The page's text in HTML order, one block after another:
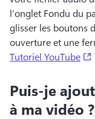
l’onglet Fondu du
glisser les boutons
ouverture et une
Tutoriel YouTube
Puis-je
à ma vidéo ?